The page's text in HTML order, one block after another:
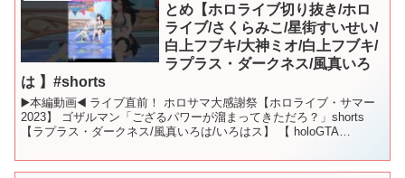
とめ【ホロライブ切り抜き/ホロ
ライブ/さくらみこ/星街すいせい/
白上フブキ/大神ミオ/白上フブキ/
ラプラス・ダークネス/風真いろ
は 】#shorts
▶️本編動画◀️ ライブ直前！ ホロサマ大感謝祭【ホロライブ・サマー
2023】 ゴザルマン「ござるパワーが溜まってきただろ？」shorts
【ラプラス・ダークネス/風真いろは/いろはス】 【 holoGTA